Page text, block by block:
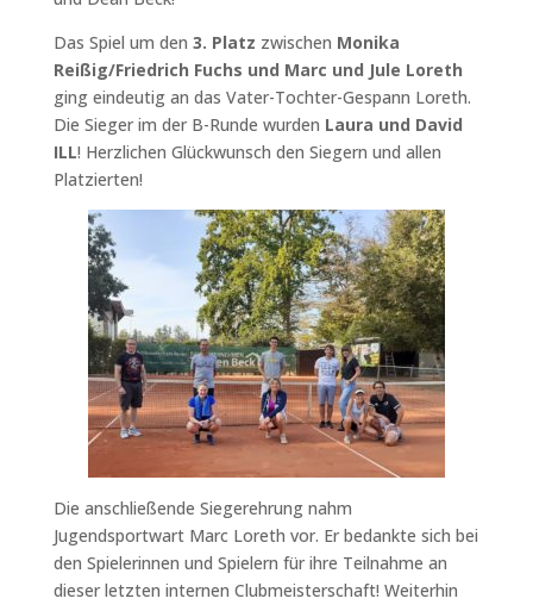
Das Spiel um den 3. Platz zwischen Monika
Reißig/Friedrich Fuchs und Marc und Jule Loreth
ging eindeutig an das Vater-Tochter-Gespann Loreth.
Die Sieger im der B-Runde wurden Laura und David
ILL! Herzlichen Glückwunsch den Siegern und allen
Platzierten!
Die anschließende Siegerehrung nahm
Jugendsportwart Marc Loreth vor. Er bedankte sich bei
den Spielerinnen und Spielern für ihre Teilnahme an
dieser letzten internen Clubmeisterschaft! Weiterhin